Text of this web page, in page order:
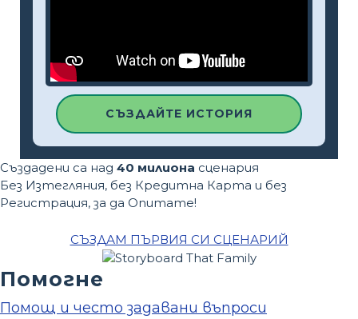
СЪЗДАЙТЕ ИСТОРИЯ
Създадени са над 40 милиона сценария
Без Изтегляния, без Кредитна Карта и без
Регистрация, за да Опитате!
СЪЗДАМ ПЪРВИЯ СИ СЦЕНАРИЙ
Помогне
Помощ и често задавани въпроси